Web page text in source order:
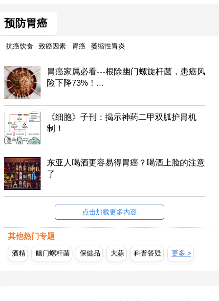
预防胃癌
抗癌饮食 致癌因素 胃癌 萎缩性胃炎
胃癌家属必看---根除幽门螺旋杆菌，患癌风
险下降73%！...
《细胞》子刊：揭示神药二甲双胍护胃机
制！
东亚人喝酒更容易得胃癌？喝酒上脸的注意
了
点击加载更多内容
其他热门专题
酒精 幽门螺杆菌 保健品 大蒜 科普答疑 更多 >